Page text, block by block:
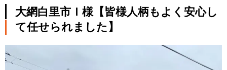
大網白里市Ｉ様【皆様人柄もよく安心し
て任せられました】